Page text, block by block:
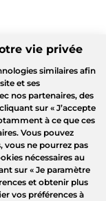
vie privée
similaires afin
et ses
nos partenaires, des
sur « J’accepte
à ce que ces
Vous pouvez
vous ne pourrez pas
nécessaires au
sur « Je paramètre
et obtenir plus
vos préférences à